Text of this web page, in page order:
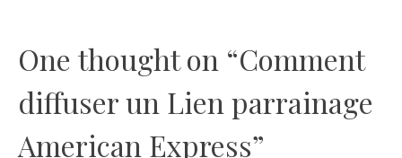
One thought on “Comment
diffuser un Lien parrainage
American Express”